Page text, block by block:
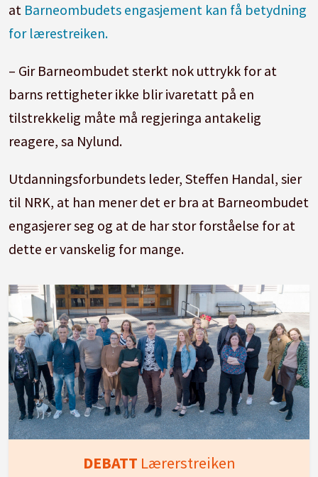
at Barneombudets engasjement kan få betydning
for lærestreiken.
– Gir Barneombudet sterkt nok uttrykk for at
barns rettigheter ikke blir ivaretatt på en
tilstrekkelig måte må regjeringa antakelig
reagere, sa Nylund.
Utdanningsforbundets leder, Steffen Handal, sier
til NRK, at han mener det er bra at Barneombudet
engasjerer seg og at de har stor forståelse for at
dette er vanskelig for mange.
DEBATT Lærerstreiken